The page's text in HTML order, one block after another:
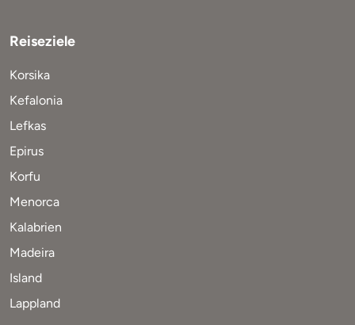
Reiseziele
Korsika
Kefalonia
Lefkas
Epirus
Korfu
Menorca
Kalabrien
Madeira
Island
Lappland